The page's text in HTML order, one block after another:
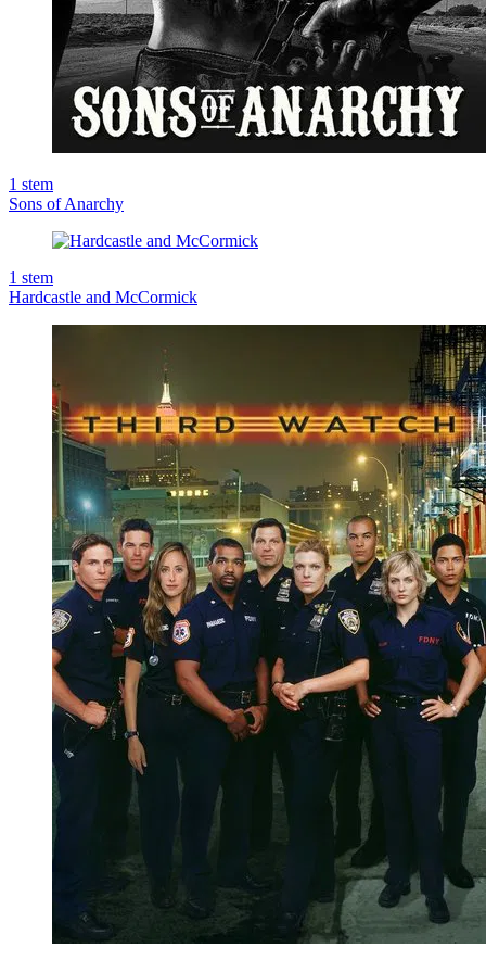
1 stem
Sons of Anarchy
1 stem
Hardcastle and McCormick